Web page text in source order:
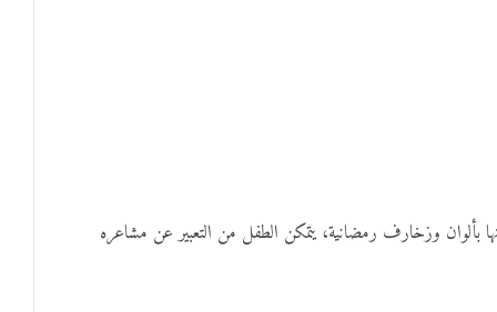
بألوان وزخارف رمضانية، يتمكن الطفل من التعبير عن مشاعره